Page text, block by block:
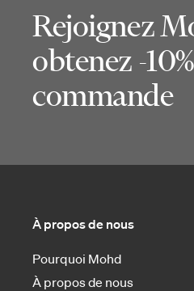
Rejoignez
obtenez -
commande
À propos de nous
Pourquoi Mohd
À propos de nous